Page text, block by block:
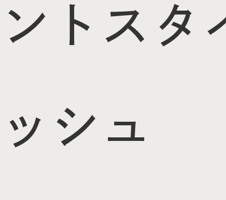
ント スタ
ッシュ